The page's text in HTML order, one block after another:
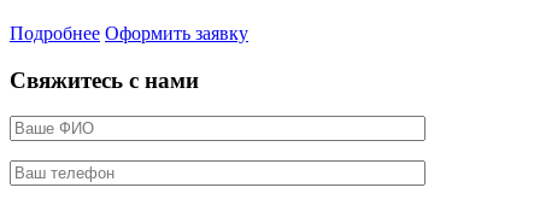
Подробнее Оформить заявку
Свяжитесь с нами